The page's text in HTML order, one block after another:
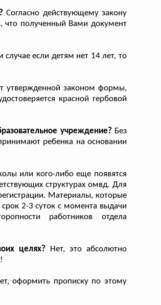
Согласно действующему закону
что полученный Вами документ
случае если детям нет 14 лет, то
утвержденной законом формы,
красной гербовой
учреждение? Без
ребенка на основании
или кого-либо еще появятся
структурах омвд. Для
Материалы, которые
2-3 суток с момента выдачи
работников отдела
целях? Нет, это абсолютно
оформить прописку по этому